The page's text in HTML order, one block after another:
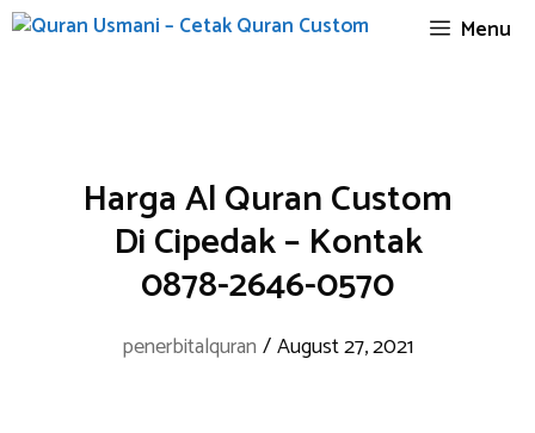
Skip
Menu
Harga Al Quran Custom
Di Cipedak – Kontak
0878-2646-0570
penerbitalquran /August 27, 2021